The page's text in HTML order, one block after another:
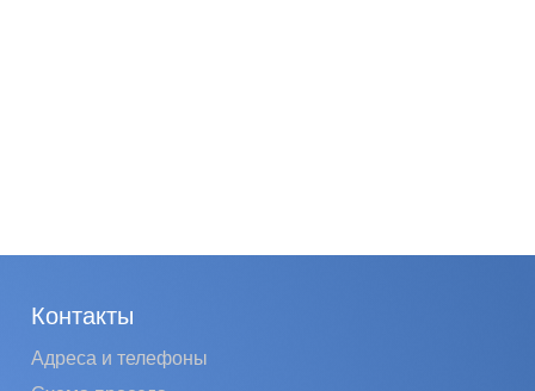
Контакты
Адреса и телефоны